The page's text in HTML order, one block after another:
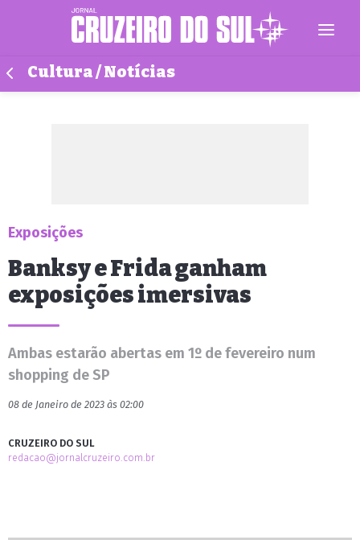
Cultura / Notícias
Exposições
Banksy e Frida ganham
exposições imersivas
Ambas estarão abertas em 1º de fevereiro num
shopping de SP
08 de Janeiro de 2023 às 02:00
CRUZEIRO DO SUL
redacao@jornalcruzeiro.com.br